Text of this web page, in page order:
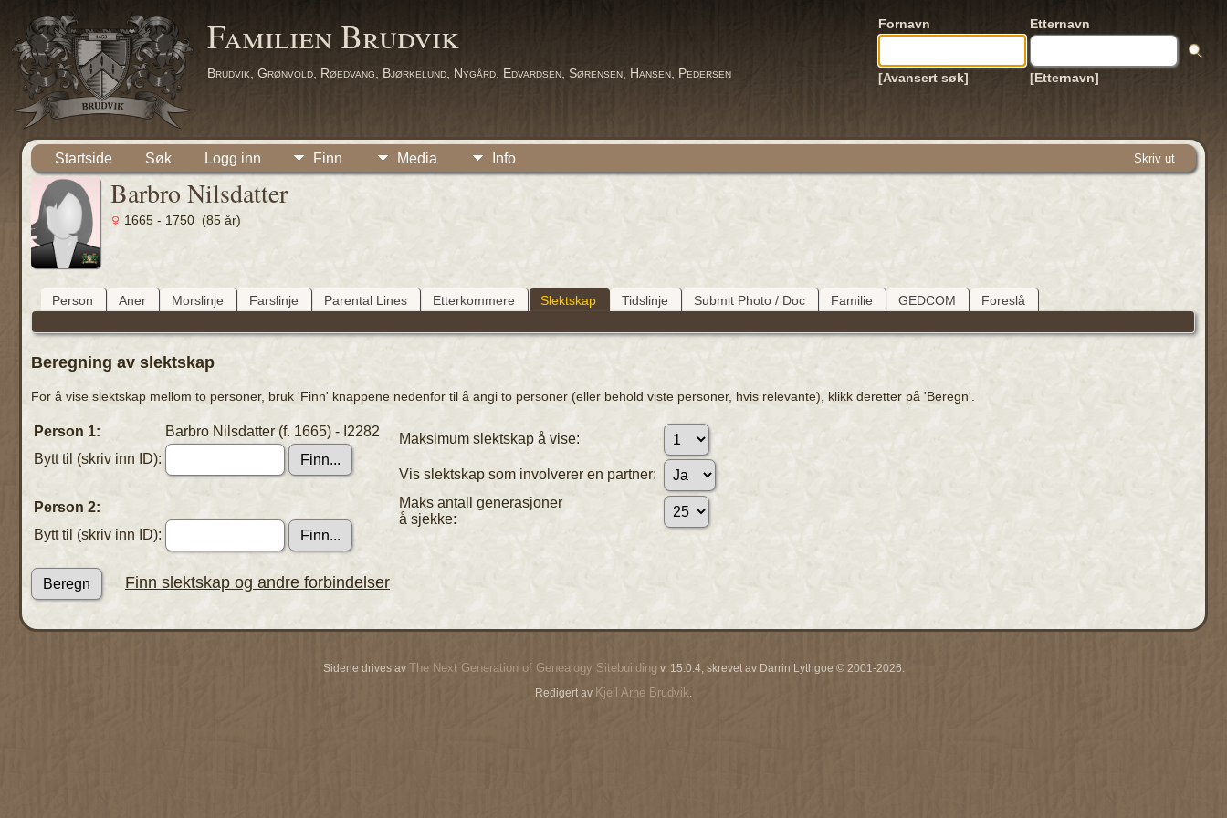
Familien Brudvik
Brudvik, Grønvold, Røedvang, Bjørkelund, Nygård, Edvardsen, Sørensen, Hansen, Pedersen
Fornavn Etternavn
[Avansert søk] [Etternavn]
Startside Søk Logg inn Finn Media Info Skriv ut
Barbro Nilsdatter
1665 - 1750 (85 år)
Person Aner Morslinje Farslinje Parental Lines Etterkommere Slektskap Tidslinje Submit Photo / Doc Familie GEDCOM Foreslå
Beregning av slektskap
For å vise slektskap mellom to personer, bruk 'Finn' knappene nedenfor til å angi to personer (eller behold viste personer, hvis relevante), klikk deretter på 'Beregn'.
Person 1:
Barbro Nilsdatter (f. 1665) - I2282
Bytt til (skriv inn ID):
Person 2:
Bytt til (skriv inn ID):
Maksimum slektskap å vise:
Vis slektskap som involverer en partner:
Maks antall generasjoner
å sjekke:
Finn slektskap og andre forbindelser
Sidene drives av The Next Generation of Genealogy Sitebuilding v. 15.0.4, skrevet av Darrin Lythgoe © 2001-2026.
Redigert av Kjell Arne Brudvik.